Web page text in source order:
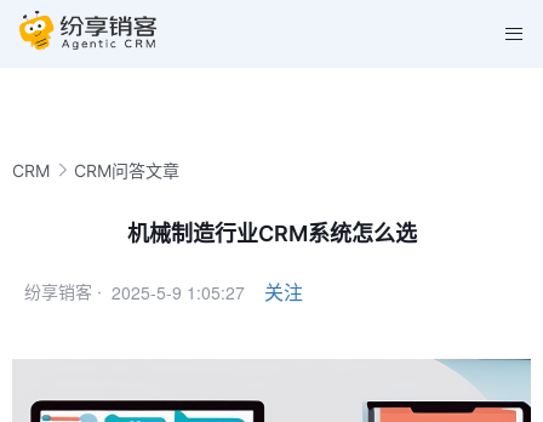
CRM CRM问答文章
机械制造行业CRM系统怎么选
纷享销客 · 2025-5-9 1:05:27 关注